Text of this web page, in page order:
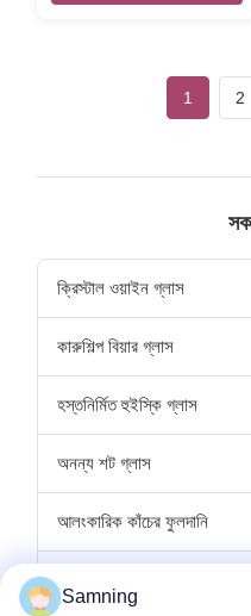
martini glass, wine glass and
shot glass, the glass rim and
colored cocktail glass set
Brief Mouth-blown (Hand-
blown
1 2
ক্রিস্টাল ওয়াইন গ্লাস
কারুশিল্প বিয়ার গ্লাস
হস্তনির্মিত হুইস্কি গ্লাস
অনন্য শট গ্লাস
আলংকারিক কাঁচের ফুলদানি
Samning